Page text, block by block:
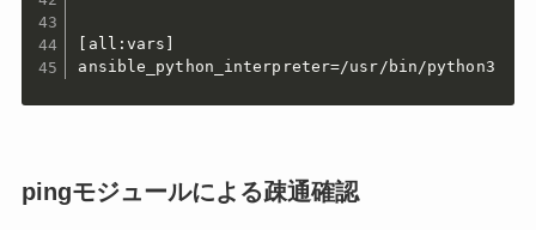
[all:vars]
ansible_python_interpreter=/usr/bin/python3
pingモジュールによる疎通確認